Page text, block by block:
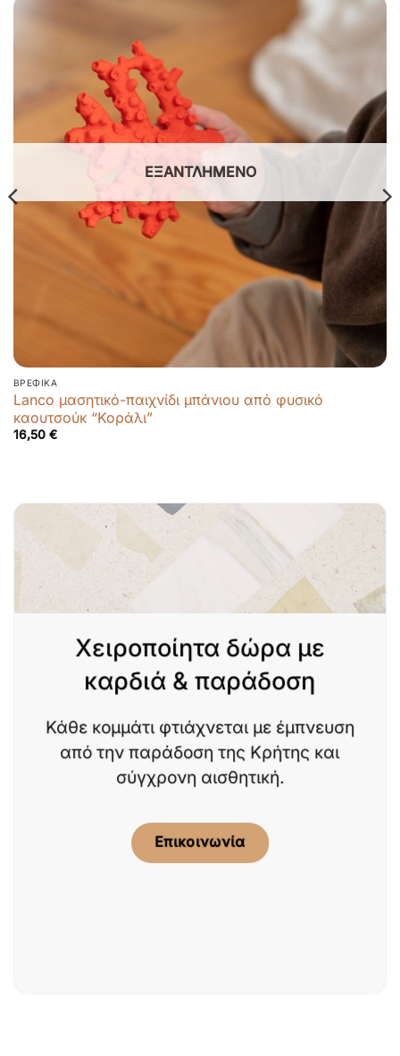
ΕΞΑΝΤΛΗΜΈΝΟ
ΒΡΕΦΙΚΆ
Lanco μασητικό-παιχνίδι μπάνιου από φυσικό
καουτσούκ “Κοράλι”
16,50 €
Χειροποίητα δώρα με
καρδιά & παράδοση
Κάθε κομμάτι φτιάχνεται με έμπνευση
από την παράδοση της Κρήτης και
σύγχρονη αισθητική.
Επικοινωνία